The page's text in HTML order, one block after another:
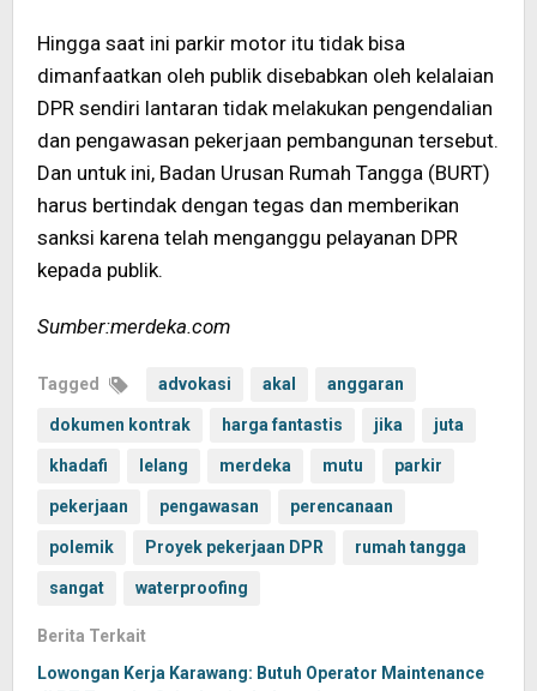
Hingga saat ini parkir motor itu tidak bisa
dimanfaatkan oleh publik disebabkan oleh kelalaian
DPR sendiri lantaran tidak melakukan pengendalian
dan pengawasan pekerjaan pembangunan tersebut.
Dan untuk ini, Badan Urusan Rumah Tangga (BURT)
harus bertindak dengan tegas dan memberikan
sanksi karena telah menganggu pelayanan DPR
kepada publik.
Sumber:merdeka.com
Tagged advokasi akal anggaran
dokumen kontrak harga fantastis jika juta
khadafi lelang merdeka mutu parkir
pekerjaan pengawasan perencanaan
polemik Proyek pekerjaan DPR rumah tangga
sangat waterproofing
Berita Terkait
Lowongan Kerja Karawang: Butuh Operator Maintenance